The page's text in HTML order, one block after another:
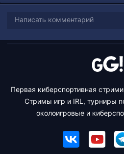
Написать комментарий
Первая киберспортивная
Стримы игр и IRL, турниры
околоигровые и